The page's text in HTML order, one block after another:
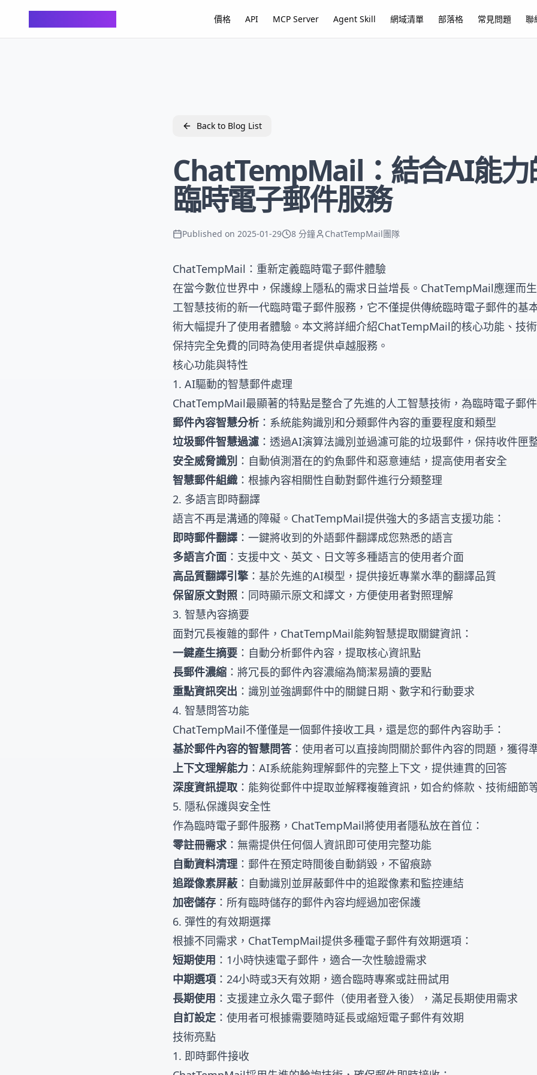
價格 API MCP Server Agent Skill 網域清單 部落格 常見問題 聯
Back to Blog List
ChatTempMail：結合AI能力
臨時電子郵件服務
Published on 2025-01-29 8 分鐘 ChatTempMail團隊
ChatTempMail：重新定義臨時電子郵件體驗
在當今數位世界中，保護線上隱私的需求日益增長。ChatTempMail應運而
工智慧技術的新一代臨時電子郵件服務，它不僅提供傳統臨時電子郵件的基
術大幅提升了使用者體驗。本文將詳細介紹ChatTempMail的核心功能、技
保持完全免費的同時為使用者提供卓越服務。
核心功能與特性
1. AI驅動的智慧郵件處理
ChatTempMail最顯著的特點是整合了先進的人工智慧技術，為臨時電子郵
郵件內容智慧分析 ：系統能夠識別和分類郵件內容的重要程度和類型
垃圾郵件智慧過濾 ：透過AI演算法識別並過濾可能的垃圾郵件，保持收件匣
安全威脅識別 ：自動偵測潛在的釣魚郵件和惡意連結，提高使用者安全
智慧郵件組織 ：根據內容相關性自動對郵件進行分類整理
2. 多語言即時翻譯
語言不再是溝通的障礙。ChatTempMail提供強大的多語言支援功能：
即時郵件翻譯 ：一鍵將收到的外語郵件翻譯成您熟悉的語言
多語言介面 ：支援中文、英文、日文等多種語言的使用者介面
高品質翻譯引擎 ：基於先進的AI模型，提供接近專業水準的翻譯品質
保留原文對照 ：同時顯示原文和譯文，方便使用者對照理解
3. 智慧內容摘要
面對冗長複雜的郵件，ChatTempMail能夠智慧提取關鍵資訊：
一鍵產生摘要 ：自動分析郵件內容，提取核心資訊點
長郵件濃縮 ：將冗長的郵件內容濃縮為簡潔易讀的要點
重點資訊突出 ：識別並強調郵件中的關鍵日期、數字和行動要求
4. 智慧問答功能
ChatTempMail不僅僅是一個郵件接收工具，還是您的郵件內容助手：
基於郵件內容的智慧問答：使用者可以直接詢問關於郵件內容的問題，獲得
上下文理解能力 ：AI系統能夠理解郵件的完整上下文，提供連貫的回答
深度資訊提取：能夠從郵件中提取並解釋複雜資訊，如合約條款、技術細節
5. 隱私保護與安全性
作為臨時電子郵件服務，ChatTempMail將使用者隱私放在首位：
零註冊需求：無需提供任何個人資訊即可使用完整功能
自動資料清理：郵件在預定時間後自動銷毀，不留痕跡
追蹤像素屏蔽 ：自動識別並屏蔽郵件中的追蹤像素和監控連結
加密儲存 ：所有臨時儲存的郵件內容均經過加密保護
6. 彈性的有效期選擇
根據不同需求，ChatTempMail提供多種電子郵件有效期選項：
短期使用 ：1小時快速電子郵件，適合一次性驗證需求
中期選項 ：24小時或3天有效期，適合臨時專案或註冊試用
長期使用 ：支援建立永久電子郵件（使用者登入後），滿足長期使用需求
自訂設定 ：使用者可根據需要隨時延長或縮短電子郵件有效期
技術亮點
1. 即時郵件接收